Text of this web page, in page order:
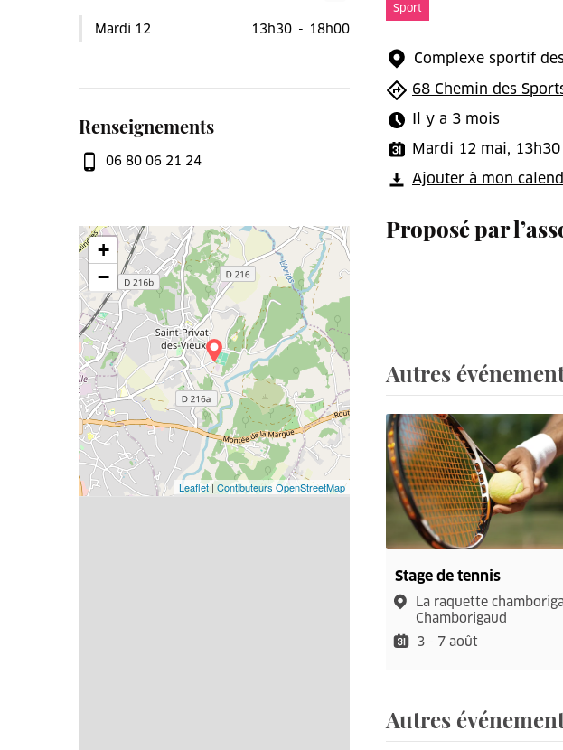
Mardi 12 13h30 - 18h00
Renseignements
06 80 06 21 24
+
−
Leaflet | Contibuteurs OpenStreetMap
Sport
Complexe sportif
68 Chemin des
Il y a 3 mois
Mardi 12 mai, 13h30
Ajouter à mon
Proposé par
Autres
Stage de tennis
La raquette
Chamborigaud
3 - 7 août
Autres